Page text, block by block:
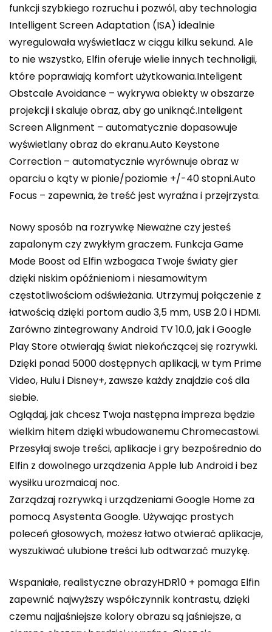
funkcji szybkiego rozruchu i pozwól, aby technologia
Intelligent Screen Adaptation (ISA) idealnie
wyregulowała wyświetlacz w ciągu kilku sekund. Ale
to nie wszystko, Elfin oferuje wielie innych technoligii,
które poprawiają komfort użytkowania.Inteligent
Obstcale Avoidance – wykrywa obiekty w obszarze
projekcji i skaluje obraz, aby go uniknąć.Inteligent
Screen Alignment – automatycznie dopasowuje
wyświetlany obraz do ekranu.Auto Keystone
Correction – automatycznie wyrównuje obraz w
oparciu o kąty w pionie/poziomie +/-40 stopni.Auto
Focus – zapewnia, że ​​treść jest wyraźna i przejrzysta.
Nowy sposób na rozrywkę Nieważne czy jesteś
zapalonym czy zwykłym graczem. Funkcja Game
Mode Boost od Elfin wzbogaca Twoje światy gier
dzięki niskim opóźnieniom i niesamowitym
częstotliwościom odświeżania. Utrzymuj połączenie z
łatwością dzięki portom audio 3,5 mm, USB 2.0 i HDMI.
Zarówno zintegrowany Android TV 10.0, jak i Google
Play Store otwierają świat niekończącej się rozrywki.
Dzięki ponad 5000 dostępnych aplikacji, w tym Prime
Video, Hulu i Disney+, zawsze każdy znajdzie coś dla
siebie.
Oglądaj, jak chcesz Twoja następna impreza będzie
wielkim hitem dzięki wbudowanemu Chromecastowi.
Przesyłaj swoje treści, aplikacje i gry bezpośrednio do
Elfin z dowolnego urządzenia Apple lub Android i bez
wysiłku urozmaicaj noc.
Zarządzaj rozrywką i urządzeniami Google Home za
pomocą Asystenta Google. Używając prostych
poleceń głosowych, możesz łatwo otwierać aplikacje,
wyszukiwać ulubione treści lub odtwarzać muzykę.
Wspaniałe, realistyczne obrazyHDR10 + pomaga Elfin
zapewnić najwyższy współczynnik kontrastu, dzięki
czemu najjaśniejsze kolory obrazu są jaśniejsze, a